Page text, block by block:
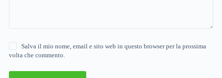
Salva il mio nome, email e sito web in questo browser per la prossima
volta che commento.